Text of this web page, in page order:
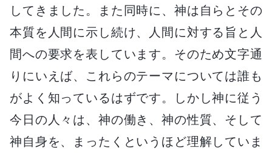
してきました。また同時に、神は自らとその
本質を人間に示し続け、人間に対する旨と人
間への要求を表しています。そのため文字通
りにいえば、これらのテーマについては誰も
がよく知っているはずです。しかし神に従う
今日の人々は、神の働き、神の性質、そして
神自身を、まったくというほど理解していま